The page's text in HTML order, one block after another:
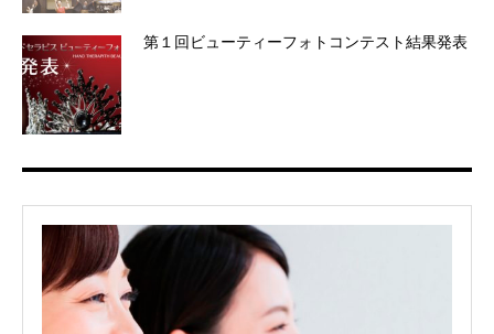
第１回ビューティーフォトコンテスト結果発表